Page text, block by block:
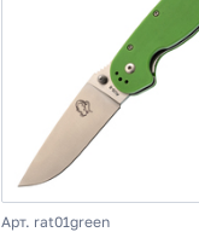
Арт. rat01green